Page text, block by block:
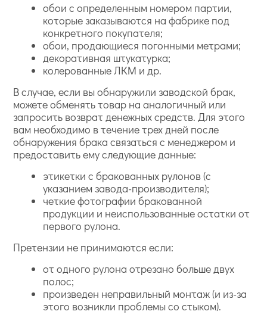
обои с определенным номером партии,
которые заказываются на фабрике под
конкретного покупателя;
обои, продающиеся погонными метрами;
декоративная штукатурка;
колерованные ЛКМ и др.
В случае, если вы обнаружили заводской брак,
можете обменять товар на аналогичный или
запросить возврат денежных средств. Для этого
вам необходимо в течение трех дней после
обнаружения брака связаться с менеджером и
предоставить ему следующие данные:
этикетки с бракованных рулонов (с
указанием завода-производителя);
четкие фотографии бракованной
продукции и неиспользованные остатки от
первого рулона.
Претензии не принимаются если:
от одного рулона отрезано больше двух
полос;
произведен неправильный монтаж (и из-за
этого возникли проблемы со стыком).